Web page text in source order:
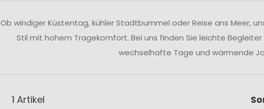
Ob windiger Küstentag, kühler Stadtbummel oder Reise ans Meer,
Stil mit hohem Tragekomfort. Bei uns finden Sie leichte
wechselhafte Tage und wärmende
1 Artikel